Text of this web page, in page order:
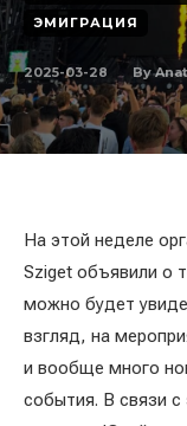
ЭМИГРАЦИЯ
2025-03-28 By
На этой неделе
Sziget объявили о
можно будет
взгляд, на
и вообще много
события. В связи